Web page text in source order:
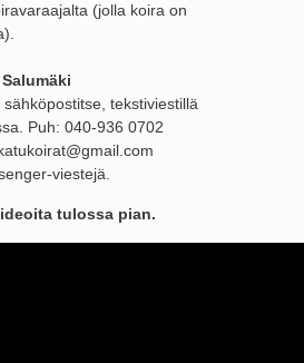
(jolla koira on
tekstiviestillä
Puh: 040-936 0702
viestejä.
tulossa pian.